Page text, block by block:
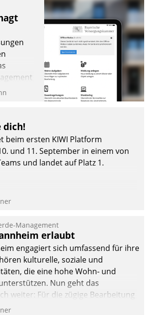
für
und
dich!
beim ersten KIWI Platform
und 11. September in einem von
und landet auf Platz 1.
Management
erlaubt
engagiert sich umfassend für ihre
kulturelle, soziale und
die eine hohe Wohn- und
Nun geht das
weiter: Für die zügige Bearbeitung
– oder Lob – richtet das